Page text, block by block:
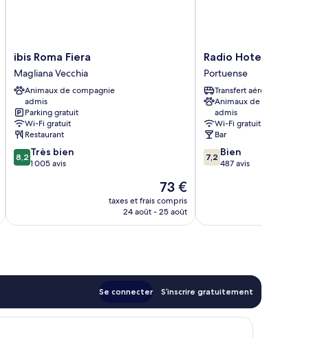
ibis
Roma
Fiera
Magliana
Vecchia
ibis Roma Fiera
Magliana Vecchia
Animaux de compagnie
admis
Parking gratuit
Wi-Fi gratuit
Restaurant
8.2
sur
8,2 Très bien
1 005 avis
Le
nouveau
prix
73 €
taxes et frais compris
24 août - 25 août
Radio
Hotel
Portuense
Radio Hotel
Portuense
Transfert aéroport
Animaux de compagnie
admis
Wi-Fi gratuit
Bar
7.2
sur
7,2 Bien
487 avis
Se connecter S’inscrire gratuitement